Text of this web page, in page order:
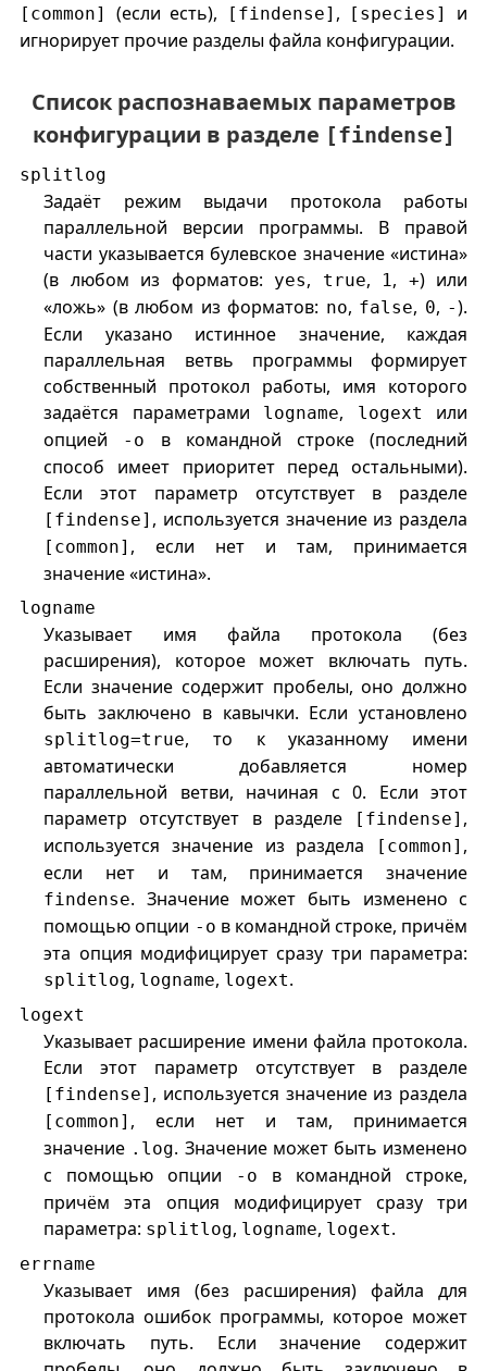
[common] (если есть), [findense] , [species]
и
игнорирует прочие разделы файла конфигурации.
Список распознаваемых параметров
конфигурации в разделе [findense]
splitlog
Задаёт режим выдачи протокола работы
параллельной версии программы. В правой
части указывается булевское значение «истина»
(в любом из форматов:
yes, true, 1, +) или
«ложь» (в любом из форматов: no, false, 0, -).
Если указано истинное значение, каждая
параллельная ветвь программы формирует
собственный протокол работы, имя которого
задаётся параметрами
logname, logext
или
опцией
-o
в командной строке (последний
способ имеет приоритет перед остальными).
Если этот параметр отсутствует в разделе
[findense] , используется значение из раздела
[common] , если нет и там, принимается
значение «истина».
logname
Указывает имя файла протокола (без
расширения), которое может включать путь.
Если значение содержит пробелы, оно должно
быть заключено в кавычки. Если установлено
splitlog=true, то к указанному имени
автоматически добавляется номер
параллельной ветви, начиная с 0. Если этот
параметр отсутствует в разделе
[findense] ,
используется значение из раздела
[common] ,
если нет и там, принимается значение
findense. Значение может быть изменено с
помощью опции -o в командной строке, причём
эта опция модифицирует сразу три параметра:
splitlog, logname, logext.
logext
Указывает расширение имени файла протокола.
Если этот параметр отсутствует в разделе
[findense] , используется значение из раздела
[common] , если нет и там, принимается
значение .log. Значение может быть изменено
с помощью опции
-o
в командной строке,
причём эта опция модифицирует сразу три
параметра: splitlog, logname, logext.
errname
Указывает имя (без расширения) файла для
протокола ошибок программы, которое может
включать путь. Если значение содержит